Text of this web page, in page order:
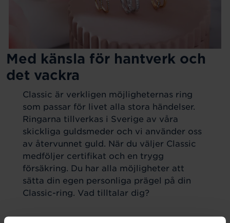
Med känsla för hantverk och
det vackra
Classic är verkligen möjligheternas ring
som passar för livet alla stora händelser.
Ringarna tillverkas i Sverige av våra
skickliga guldsmeder och vi använder oss
av återvunnet guld. När du väljer Classic
medföljer certifikat och en trygg
försäkring. Du har alla möjligheter att
sätta din egen personliga prägel på din
Classic-ring. Vad tilltalar dig?